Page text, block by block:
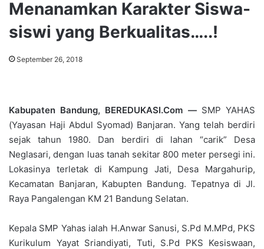
Menanamkan Karakter Siswa-
siswi yang Berkualitas…..!
September 26, 2018
Kabupaten Bandung, BEREDUKASI.Com —SMP YAHAS
(Yayasan Haji Abdul Syomad) Banjaran. Yang telah berdiri
sejak tahun 1980. Dan berdiri di lahan “carik” Desa
Neglasari, dengan luas tanah sekitar 800 meter persegi ini.
Lokasinya terletak di Kampung Jati, Desa Margahurip,
Kecamatan Banjaran, Kabupten Bandung. Tepatnya di Jl.
Raya Pangalengan KM 21 Bandung Selatan.
Kepala SMP Yahas ialah H.Anwar Sanusi, S.Pd M.MPd, PKS
Kurikulum Yayat Sriandiyati, Tuti, S.Pd PKS Kesiswaan,